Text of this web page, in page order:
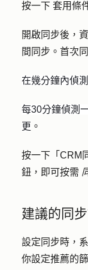
按一下 套用條
開啟同步後，
間同步。首次
在幾分鐘內偵
每30分鐘偵測
更 。
按一下「CRM
鈕，即可按需
建議的同
設定同步時，
你設定推薦的